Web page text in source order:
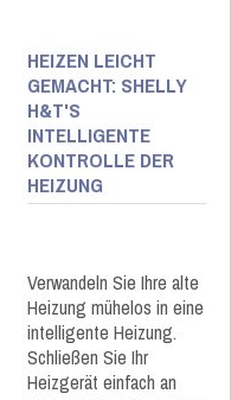
HEIZEN LEICHT
GEMACHT: SHELLY
H&T'S
INTELLIGENTE
KONTROLLE DER
HEIZUNG
Verwandeln Sie Ihre alte
Heizung mühelos in eine
intelligente Heizung.
Schließen Sie Ihr
Heizgerät einfach an